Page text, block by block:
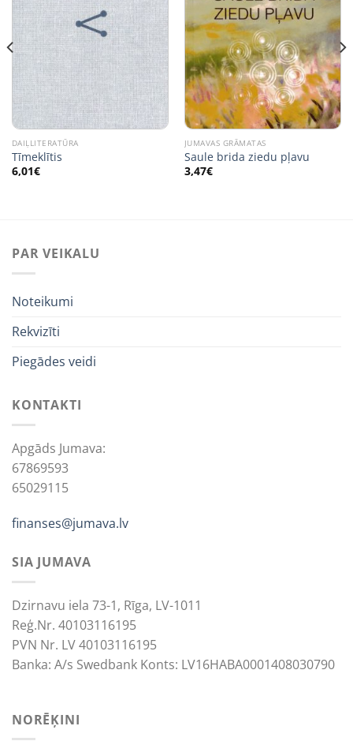
DAIĻLITERATŪRA
Tīmeklītis
6,01€
JUMAVAS GRĀMATAS
Saule brida ziedu pļavu
3,47€
PAR VEIKALU
Noteikumi
Rekvizīti
Piegādes veidi
KONTAKTI
Apgāds Jumava:
67869593
65029115
finanses@jumava.lv
SIA JUMAVA
Dzirnavu iela 73-1, Rīga, LV-1011
Reģ.Nr. 40103116195
PVN Nr. LV 40103116195
Banka: A/s Swedbank Konts: LV16HABA0001408030790
NORĒĶINI